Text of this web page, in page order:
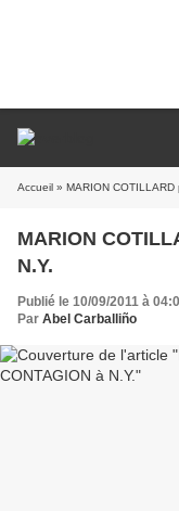
Accueil » MARION COTILLARD
MARION
N.Y.
Publié le 10/09/2011 à
Par Abel Carballiño